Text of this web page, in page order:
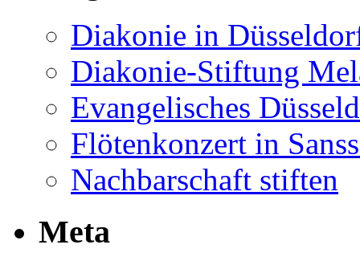
Diakonie in
Diakonie-Stiftung
Evangelisches
Flötenkonzert in
Nachbarschaft stiften
Meta